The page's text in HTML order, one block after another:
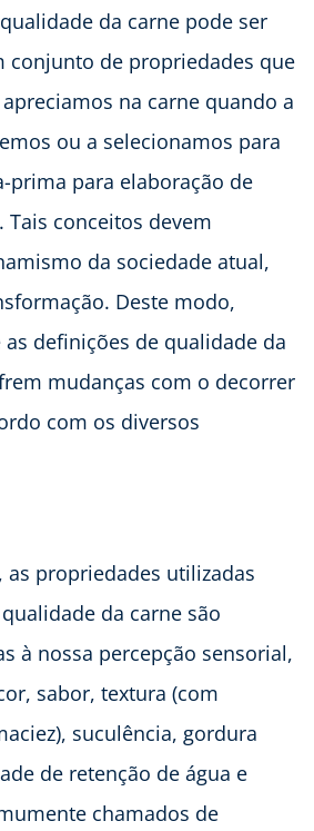
da carne pode ser
conjunto de propriedades que
na carne quando a
ou a selecionamos para
prima para elaboração de
conceitos devem
da sociedade atual,
Deste modo,
definições de qualidade da
mudanças com o decorrer
com os diversos
propriedades utilizadas
da carne são
à nossa percepção sensorial,
sabor, textura (com
suculência, gordura
de retenção de água e
chamados de